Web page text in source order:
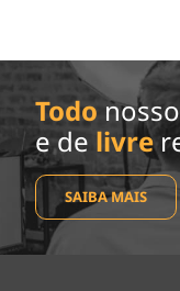
Todo
e de livre
SAIBA MAIS